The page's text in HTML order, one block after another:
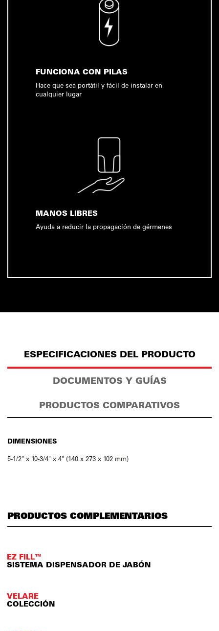
FUNCIONA CON PILAS
Hace que sea portátil y fácil de instalar en
cualquier lugar
MANOS LIBRES
Ayuda a reducir la propagación de gérmenes
ESPECIFICACIONES DEL PRODUCTO
DOCUMENTOS Y GUÍAS
PRODUCTOS COMPARATIVOS
DIMENSIONES
5-1/2" x 10-3/4" x 4" (140 x 273 x 102 mm)
PRODUCTOS COMPLEMENTARIOS
EZ FILL™
SISTEMA DISPENSADOR DE JABÓN
VELARE
COLECCIÓN